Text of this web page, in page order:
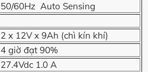
50/60Hz Auto Sensing
2 x 12V x 9Ah (chì kín khí)
4 giờ đạt 90%
27.4Vdc 1.0 A